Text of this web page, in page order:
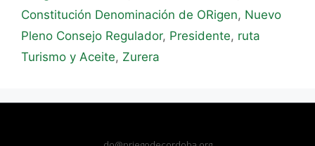
Constitución Denominación de ORigen, Nuevo
Pleno Consejo Regulador, Presidente, ruta
Turismo y Aceite, Zurera